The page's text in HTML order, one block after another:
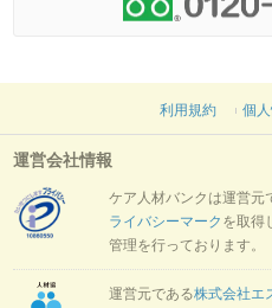
利用規約 個
運営会社情報
ケア人材バンクは運営元
ライバシーマーク を取得
管理を行っております。
運営元である株式会社エ